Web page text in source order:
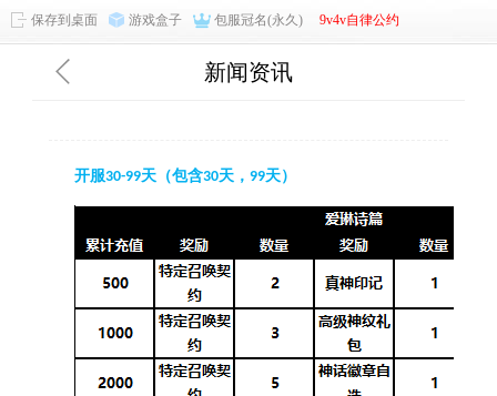
保存到桌面 游戏盒子 包服冠名(永久) 9v4v自律公约
新闻资讯